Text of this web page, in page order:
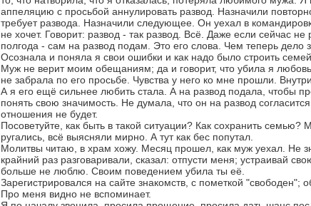
аппеляцию с просьбой аннулировать развод. Назначили
требует развода. Назначили следующее. Он уехал в
не хочет. Говорит: развод - так развод. Всё. Даже если сейчас не
полгода - сам на развод подам. Это его слова. Чем теперь дело
Осознала и поняла я свои ошибки и как надо было строить
Муж не верит моим обещаниям; да и говорит, что убила я
не забрала по его просьбе. Чувства у него ко мне прошли. Внутри
А я его ещё сильнее любить стала. А на развод подала, чтобы
понять свою значимость. Не думала, что он на развод
отношения не будет.
Посоветуйте, как быть в такой ситуации? Как сохранить
ругались, всё выясняли мирно. А тут как бес попутал.
Молитвы читаю, в храм хожу. Месяц прошел, как муж уехал. Не
крайний раз разговаривали, сказал: отпусти меня; устраивай
больше не люблю. Своим поведением убила ты её.
Зарегистрировался на сайте знакомств, с пометкой "свободен";
Про меня видно не вспоминает.